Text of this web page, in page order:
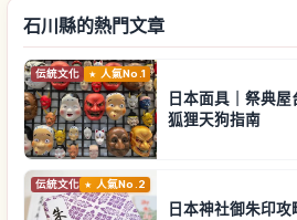
石川縣的熱門文章
伝統文化 人氣No.1
日本面具｜祭典
狐狸天狗指南
伝統文化 人氣No.2
日本神社御朱印